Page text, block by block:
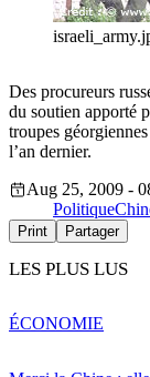
Des procureurs
du soutien apporté
troupes
l’an dernier.
Aug 25, 2009 -
Politique
Print Partager
LES PLUS LUS
ÉCONOMIE